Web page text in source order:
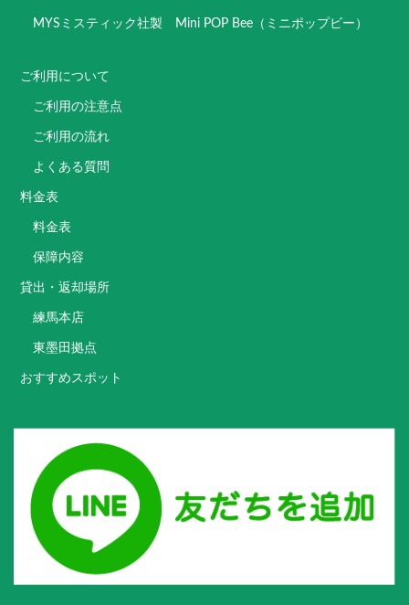
MYSミスティック社製 Mini POP Bee（ミニポップビー）
ご利用について
ご利用の注意点
ご利用の流れ
よくある質問
料金表
料金表
保障内容
貸出・返却場所
練馬本店
東墨田拠点
おすすめスポット